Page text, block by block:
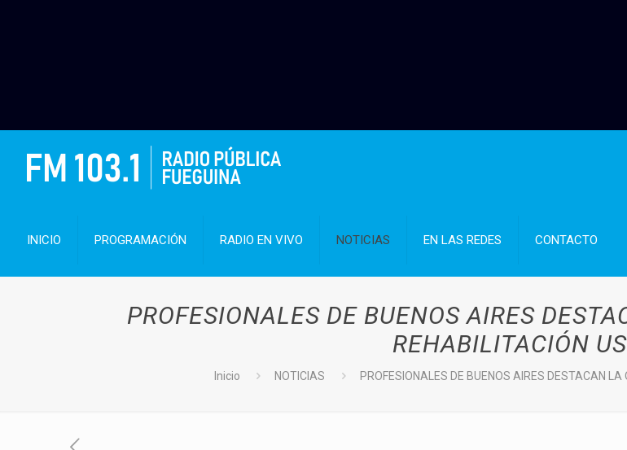
INICIO PROGRAMACIÓN RADIO EN VIVO NOTICIAS EN LAS REDES CONTACTO
PROFESIONALES DE BUENOS AIRES
REHABILITACIÓN
Inicio NOTICIAS PROFESIONALES DE BUENOS AIRES DESTACAN